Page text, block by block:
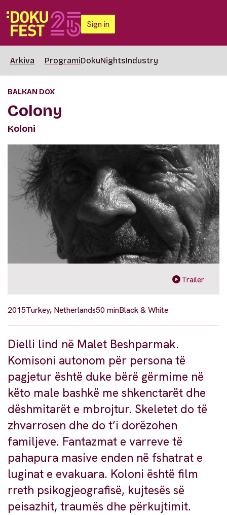
Sign in
Arkiva ProgramiDokuNightsIndustry
BALKAN DOX
Colony
Koloni
Trailer
2015Turkey, Netherlands50 minBlack & White
Dielli lind në Malet Beshparmak.
Komisoni autonom për persona të
pagjetur është duke bërë gërmime në
këto male bashkë me shkenctarët dhe
dëshmitarët e mbrojtur. Skeletet do të
zhvarrosen dhe do t’i dorëzohen
familjeve. Fantazmat e varreve të
pahapura masive enden në fshatrat e
luginat e evakuara. Koloni është film
rreth psikogjeografisë, kujtesës së
peisazhit, traumës dhe përkujtimit.